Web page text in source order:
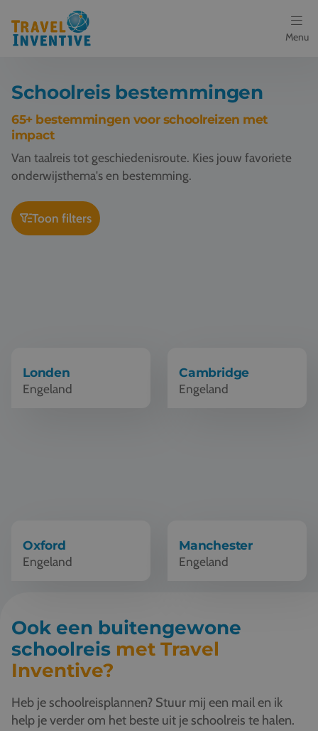
Menu
Bestemmingen
Schoolreis thema's
Voor docenten
Over ons
Een offerte aanvragen
076 522 30 57
Schoolreis bestemmingen
65+ bestemmingen voor schoolreizen met
impact
Van taalreis tot geschiedenisroute. Kies jouw favoriete
onderwijsthema's en bestemming.
Toon filters
Londen
Engeland
Cambridge
Engeland
Oxford
Engeland
Manchester
Engeland
Ook een buitengewone
schoolreis met Travel
Inventive?
Heb je schoolreisplannen? Stuur mij een mail en ik
help je verder om het beste uit je schoolreis te halen.